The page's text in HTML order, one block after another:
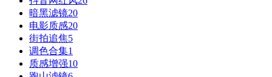
暗黑滤镜20
电影质感20
街拍追焦5
调色合集1
质感增强10